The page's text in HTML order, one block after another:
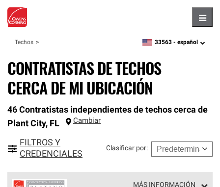
Techos zipcode,language
33563 - español
CONTRATISTAS DE TECHOS
CERCA DE MI UBICACIÓN
46 Contratistas independientes de techos cerca de
Plant City, FL Cambiar
FILTROS Y
CREDENCIALES
Clasificar por:
MÁS INFORMACIÓN